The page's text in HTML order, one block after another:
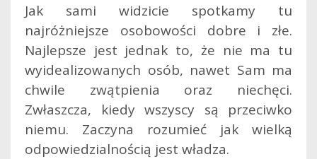
Jak sami widzicie spotkamy tu
najróżniejsze osobowości dobre i złe.
Najlepsze jest jednak to, że nie ma tu
wyidealizowanych osób, nawet Sam ma
chwile zwątpienia oraz niechęci.
Zwłaszcza, kiedy wszyscy są przeciwko
niemu. Zaczyna rozumieć jak wielką
odpowiedzialnością jest władza.